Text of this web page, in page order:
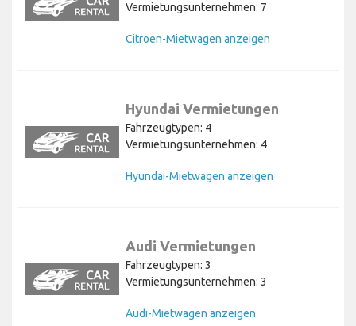
Vermietungsunternehmen: 7
Citroen-Mietwagen anzeigen
Hyundai Vermietungen
Fahrzeugtypen: 4
Vermietungsunternehmen: 4
Hyundai-Mietwagen anzeigen
Audi Vermietungen
Fahrzeugtypen: 3
Vermietungsunternehmen: 3
Audi-Mietwagen anzeigen